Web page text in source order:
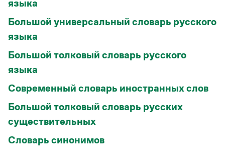
языка
Большой универсальный словарь русского
языка
Большой толковый словарь русского
языка
Современный словарь иностранных слов
Большой толковый словарь русских
существительных
Словарь синонимов